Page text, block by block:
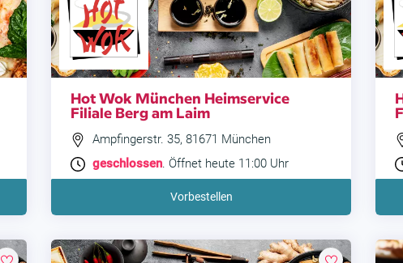
Hot Wok München Heimservice
Filiale Berg am Laim
Ampfingerstr. 35, 81671 München
geschlossen. Öffnet heute 11:00 Uhr
Vorbestellen